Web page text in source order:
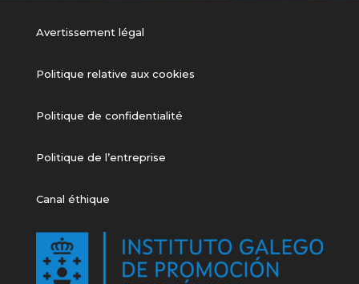
Avertissement légal
Politique relative aux cookies
Politique de confidentialité
Politique de l’entreprise
Canal éthique